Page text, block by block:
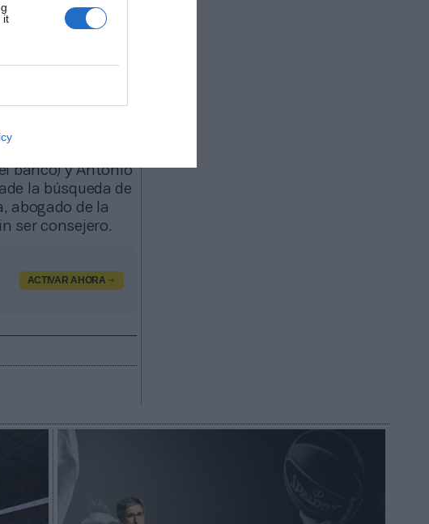
it
malagueña
once años como
interina, aunque
ser Antonio
donde ya
banco) y Antonio
la búsqueda de
abogado de la
ser consejero.
ACTIVAR AHORA